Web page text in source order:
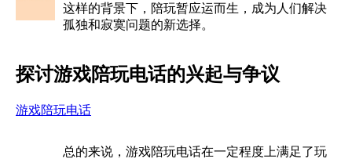
这样的背景下，陪玩暂应运而生，成为人们解决
孤独和寂寞问题的新选择。
探讨游戏陪玩电话的兴起与争议
游戏陪玩电话
总的来说，游戏陪玩电话在一定程度上满足了玩